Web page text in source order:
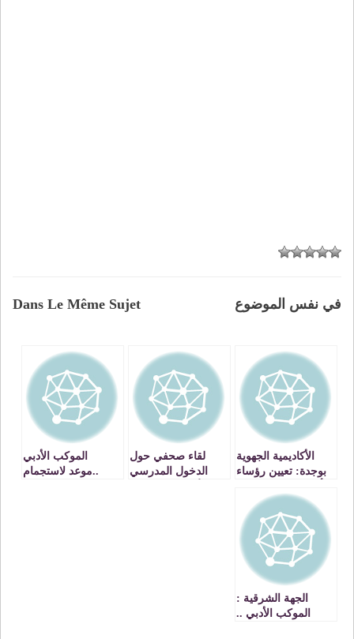
Dans Le Même Sujet في نفس الموضوع
الأكاديمية الجهوية
بوجدة: تعيين رؤساء
لقاء صحفي حول
الدخول المدرسي
الموكب الأدبي
..موعد لاستجمام
الجهة الشرقية :
الموكب الأدبي ..